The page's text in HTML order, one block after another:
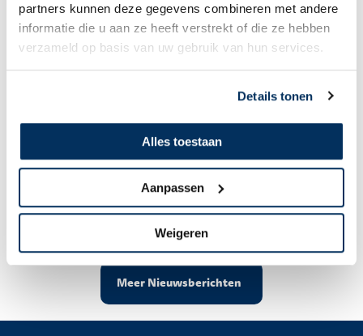
partners kunnen deze gegevens combineren met andere
informatie die u aan ze heeft verstrekt of die ze hebben
verzameld op basis van uw gebruik van hun services.
Details tonen
Alles toestaan
Aanpassen
Weigeren
Corstiaan & Ada Bossenbroek
Al 8 maanden onderweg
Meer Nieuwsberichten